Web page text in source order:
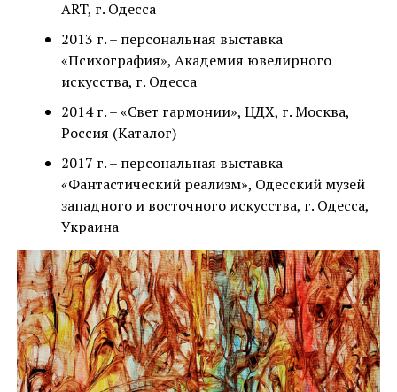
ART, г. Одесса
2013 г. – персональная выставка
«Психография», Академия ювелирного
искусства, г. Одесса
2014 г. – «Свет гармонии», ЦДХ, г. Москва,
Россия (Каталог)
2017 г. – персональная выставка
«Фантастический реализм», Одесский музей
западного и восточного искусства, г. Одесса,
Украина